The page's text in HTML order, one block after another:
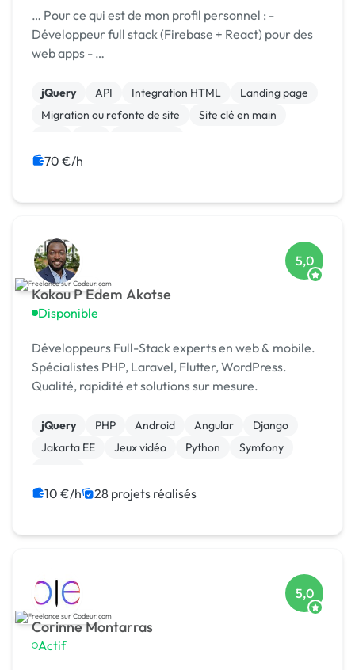
… Pour ce qui est de mon profil personnel : -
Développeur full stack (Firebase + React) pour des
web apps - …
jQuery API Integration HTML
Landing page
Migration ou refonte de site
Site clé en main
Campagne display avec bannières
70 €/h
Kokou P Edem Akotse
Disponible
5,0
Développeurs Full-Stack experts en web & mobile.
Spécialistes PHP, Laravel, Flutter, WordPress.
Qualité, rapidité et solutions sur mesure.
jQuery PHP Android Angular
Django
Jakarta EE
Jeux vidéo Python
Symfony
10 €/h 28 projets réalisés
Corinne Montarras
Actif
5,0